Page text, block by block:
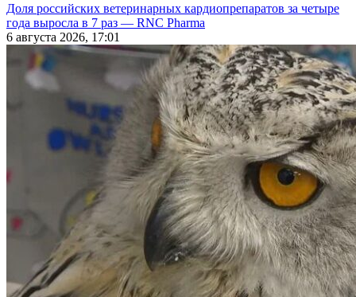
Доля российских ветеринарных кардиопрепаратов за четыре
года выросла в 7 раз — RNC Pharma
6 августа 2026, 17:01